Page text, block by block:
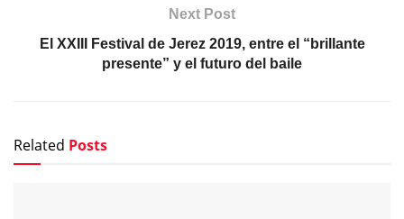
Next Post
El XXIII Festival de Jerez 2019, entre el “brillante
presente” y el futuro del baile
Related Posts